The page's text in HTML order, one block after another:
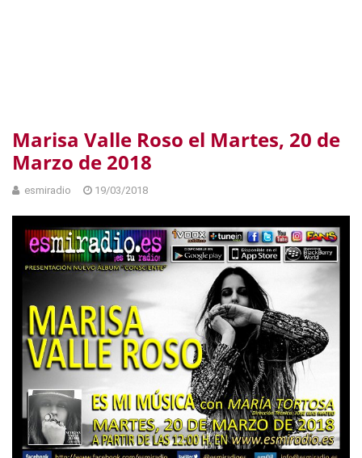
Marisa Valle Roso el Martes, 20 de
Marzo de 2018
esmiradio 19/03/2018